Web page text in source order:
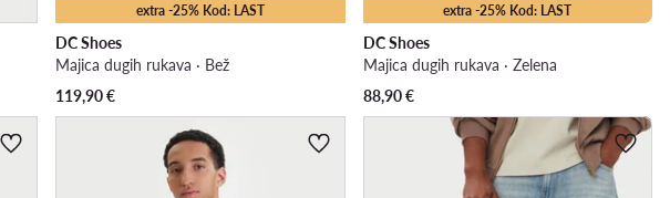
extra -25% Kod: LAST
DC Shoes
Majica dugih rukava · Bež
119,90€
extra -25% Kod: LAST
DC Shoes
Majica dugih rukava · Zelena
88,90€